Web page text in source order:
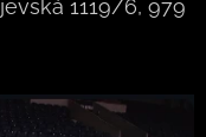
1119/6, 979